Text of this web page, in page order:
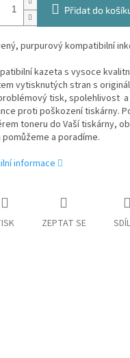
Přidat do
purpurový kompatibilní
kazeta s vysoce
vytisknutých stran s
tisk, spolehlivost a
proti poškození tiskárny.
toneru do Vaší tiskárny,
pomůžeme a poradíme.
informace
ZEPTAT SE